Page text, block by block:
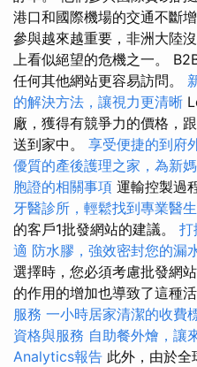
港口和國際機場的交通不斷
參與越來越重要，非洲大陸
上看似絕望的危機之一。
任何其他網站更容易訪問。
的解決方法，讓視力更清晰
廠，獲得有競爭力的價格，
送到家中。 享受便捷的到府
優質的產後護理之家，為新
胞證的相關事項 運輸控製過
牙醫診所，輕鬆找到專業醫生
的客戶1批發網站的建議。 打
適 防水膠，強效密封您的漏
選擇時，您必須考慮批發網
的作用的增加也導致了這種
服務 一小時居家清潔的收費
資格與服務 自助餐外燴，讓
Analytics報告 此外，由於